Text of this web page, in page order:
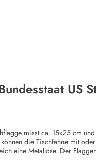
US
misst ca. 15x25 cm
die Tischfahne mit
eine Metallöse. Der